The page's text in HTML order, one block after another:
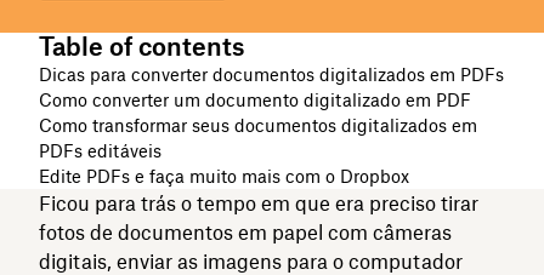
Table of contents
Dicas para converter documentos digitalizados em PDFs
Como converter um documento digitalizado em PDF
Como transformar seus documentos digitalizados em
PDFs editáveis
Edite PDFs e faça muito mais com o Dropbox
Ficou para trás o tempo em que era preciso tirar
fotos de documentos em papel com câmeras
digitais, enviar as imagens para o computador